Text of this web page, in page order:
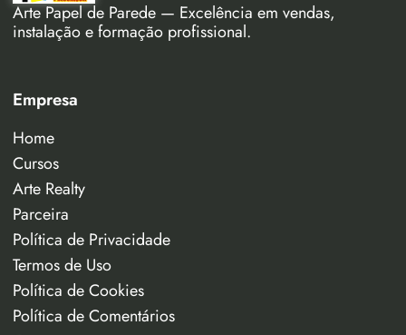
Arte Papel de Parede — Excelência em vendas,
instalação e formação profissional.
Empresa
Home
Cursos
Arte Realty
Parceira
Política de Privacidade
Termos de Uso
Política de Cookies
Política de Comentários